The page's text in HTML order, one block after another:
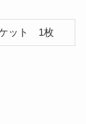
ット 1枚